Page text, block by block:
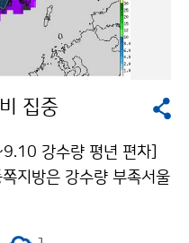
집중
강수량 평년 편차]
지방은 강수량 부족서울